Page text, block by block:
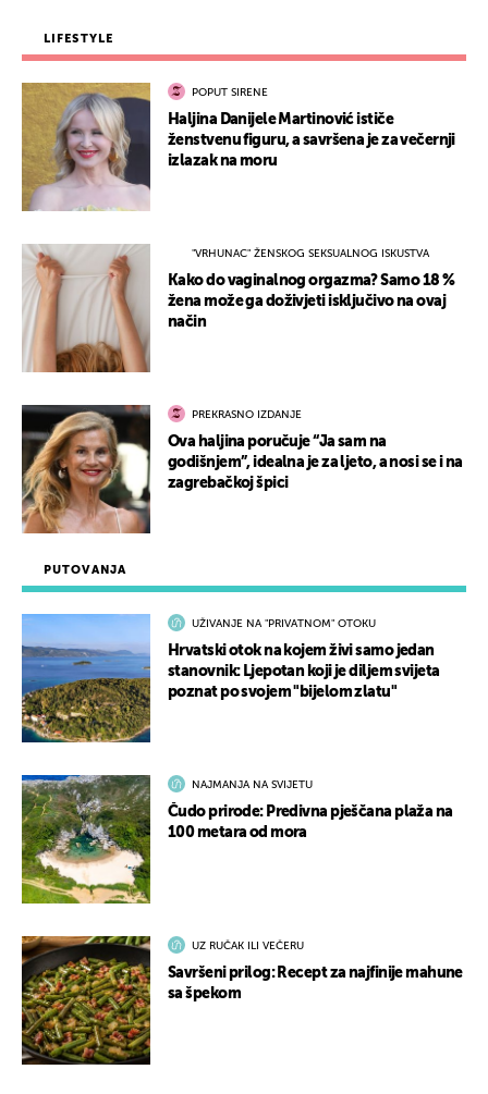
PUTOVANJA
UŽIVANJE NA "PRIVATNOM" OTOKU
Hrvatski otok na kojem živi samo jedan
stanovnik: Ljepotan koji je diljem svijeta
poznat po svojem "bijelom zlatu"
NAJMANJA NA SVIJETU
Čudo prirode: Predivna pješčana plaža na
100 metara od mora
UZ RUČAK ILI VEČERU
Savršeni prilog: Recept za najfinije mahune
sa špekom
LIFESTYLE
POPUT SIRENE
Haljina Danijele Martinović ističe
ženstvenu figuru, a savršena je za večernji
izlazak na moru
"VRHUNAC" ŽENSKOG SEKSUALNOG ISKUSTVA
Kako do vaginalnog orgazma? Samo 18 %
žena može ga doživjeti isključivo na ovaj
način
PREKRASNO IZDANJE
Ova haljina poručuje “Ja sam na
godišnjem”, idealna je za ljeto, a nosi se i na
zagrebačkoj špici